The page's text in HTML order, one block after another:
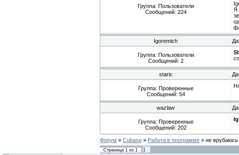
Группа: Пользователи
Сообщений: 224
Я
Igoremich
Группа: Пользователи
Сообщений: 2
staric
Группа: Проверенные
Сообщений: 54
wazlaw
Группа: Проверенные
Сообщений: 202
Форум » Cubase » Работа в программе » не врубаюсь
Страница 1 из 1 1